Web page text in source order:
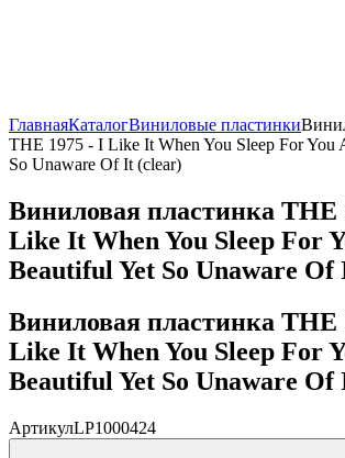
ГлавнаяКаталогВиниловые пластинки
THE 1975 - I Like It When You Sleep For You
So Unaware Of It (clear)
Виниловая пластинка THE
Like It When You Sleep For
Beautiful Yet So Unaware
Виниловая пластинка THE
Like It When You Sleep For
Beautiful Yet So Unaware
АртикулLP1000424